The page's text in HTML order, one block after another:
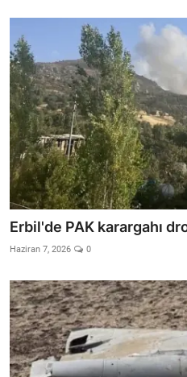
Arşiv
İletişim
Türkçe Kurdi
Erbil'de PAK karargahı
Haziran 7, 2026 0